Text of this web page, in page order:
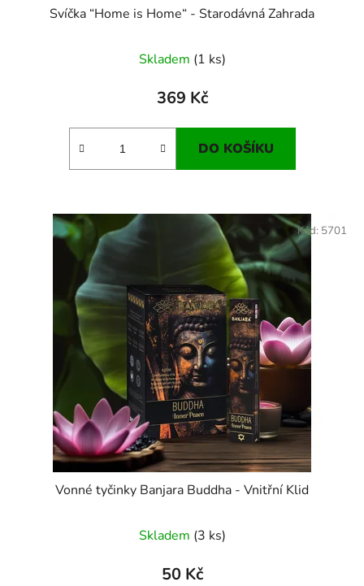
Svíčka “Home is Home“ - Starodávná Zahrada
Skladem (1 ks)
369 Kč
DO KOŠÍKU
Vonné tyčinky Banjara Buddha - Vnitřní Klid
Skladem (3 ks)
50 Kč
Kód: 5701